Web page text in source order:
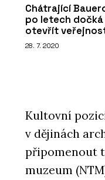
Chátrající
po letech
otevřít
28. 7. 2020
Kultovní
v dějinách
připomenout
muzeum